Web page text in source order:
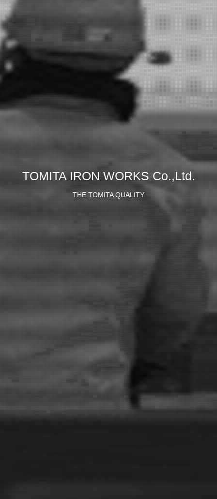
TOMITA IRON WORKS Co.,Ltd.
THE TOMITA QUALITY